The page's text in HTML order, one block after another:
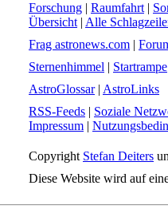
Forschung | Raumfahrt |
Übersicht | Alle
Frag astronews.com |
Sternenhimmel | Startrampe
AstroGlossar| AstroLinks
RSS-Feeds | Soziale
Impressum |
Copyright Stefan Deiters
Diese Website wird auf